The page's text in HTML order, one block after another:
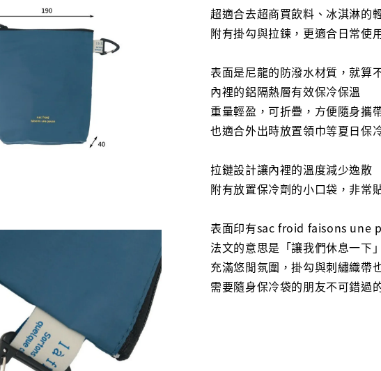
超適合去超商買飲料、冰淇淋的
附有掛勾與拉鍊，更適合日常使
表面是尼龍的防潑水材質，就算
內裡的鋁隔熱層有效保冷保溫
重量輕盈，可折疊，方便隨身攜
也適合外出時放置領巾等夏日保
拉鏈設計讓內裡的溫度減少逸散
附有放置保冷劑的小口袋，非常
表面印有sac froid faisons une
法文的意思是「讓我們休息一下」
充滿悠閒氛圍，掛勾與刺繡織帶
需要隨身保冷袋的朋友不可錯過